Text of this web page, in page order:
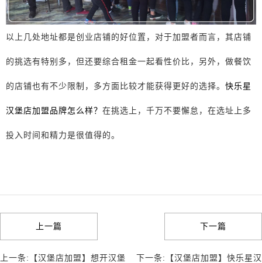
以上几处地址都是创业店铺的好位置，对于加盟者而言，其店铺
的挑选有特别多，但还要综合租金一起看性价比，另外，做餐饮
的店铺也有不少限制，多方面比较才能获得更好的选择。 快乐星
汉堡店加盟品牌怎么样？ 在挑选上，千万不要懈怠，在选址上多
投入时间和精力是很值得的。
上一篇
上一条:【汉堡店加盟】想开汉堡
下一篇
下一条:【汉堡店加盟】快乐星汉